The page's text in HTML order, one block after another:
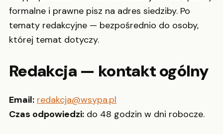
formalne i prawne pisz na adres siedziby. Po
tematy redakcyjne — bezpośrednio do osoby,
której temat dotyczy.
Redakcja — kontakt ogólny
Email: redakcja@wsypa.pl
Czas odpowiedzi: do 48 godzin w dni robocze.